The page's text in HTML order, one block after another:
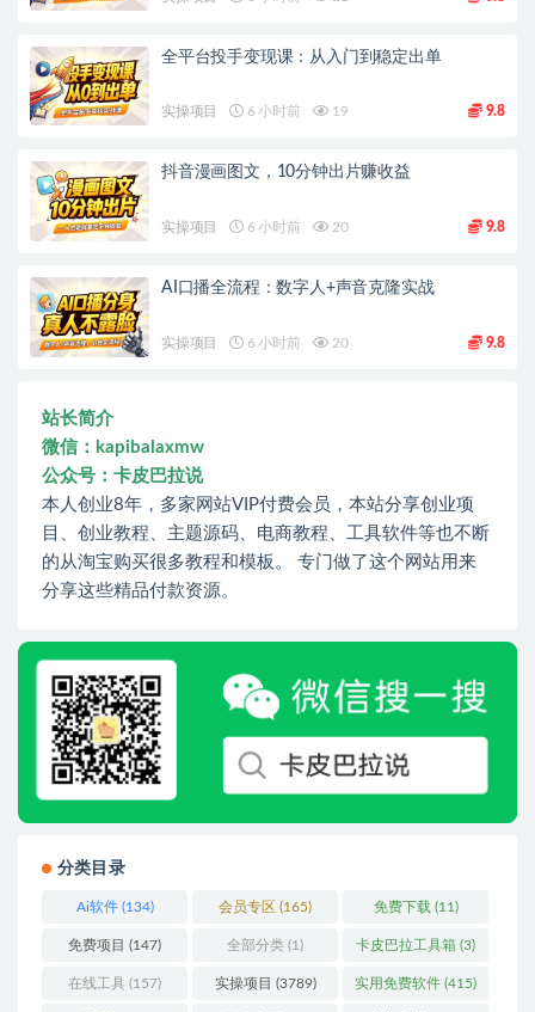
全平台投手变现课：从入门到稳定出单
实操项目 6 小时前 19 9.8
抖音漫画图文，10分钟出片赚收益
实操项目 6 小时前 20 9.8
AI口播全流程：数字人+声音克隆实战
实操项目 6 小时前 20 9.8
站长简介
微信：kapibalaxmw
公众号：卡皮巴拉说
本人创业8年，多家网站VIP付费会员，本站分享创业项
目、创业教程、主题源码、电商教程、工具软件等也不断
的从淘宝购买很多教程和模板。 专门做了这个网站用来
分享这些精品付款资源。
分类目录
Ai软件(134) 会员专区 (165) 免费下载 (11)
免费项目 (147) 全部分类 (1) 卡皮巴拉工具箱 (3)
在线工具 (157) 实操项目 (3789) 实用免费软件 (415)